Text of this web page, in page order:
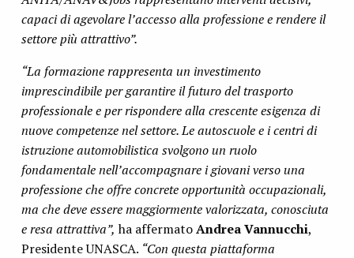
capaci di agevolare l’accesso alla professione e rendere il
settore più attrattivo”.
“La formazione rappresenta un investimento
imprescindibile per garantire il futuro del trasporto
professionale e per rispondere alla crescente esigenza di
nuove competenze nel settore. Le autoscuole e i centri di
istruzione automobilistica svolgono un ruolo
fondamentale nell’accompagnare i giovani verso una
professione che offre concrete opportunità occupazionali,
ma che deve essere maggiormente valorizzata, conosciuta
e resa attrattiva”, ha affermatoAndrea Vannucchi,
Presidente UNASCA. “Con questa piattaforma